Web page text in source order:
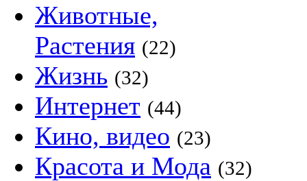
Животные,
Растения (22)
Жизнь (32)
Интернет (44)
Кино, видео (23)
Красота и Мода (32)